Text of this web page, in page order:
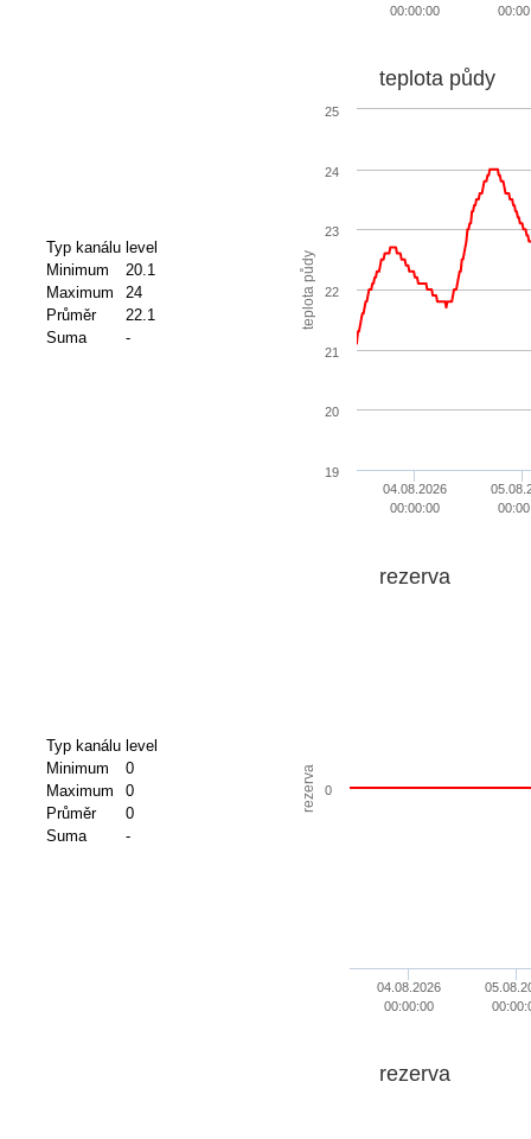
00:00:00
Typ kanálu level
Minimum
20.1
Maximum
24
Průměr
22.1
Suma
-
teplota půdy
teplota půdy
04.08.2026
00:00:00
19
20
21
22
23
24
25
Typ kanálu level
Minimum
0
Maximum
0
Průměr
0
Suma
-
rezerva
rezerva
04.08.2026
00:00:00
0
rezerva